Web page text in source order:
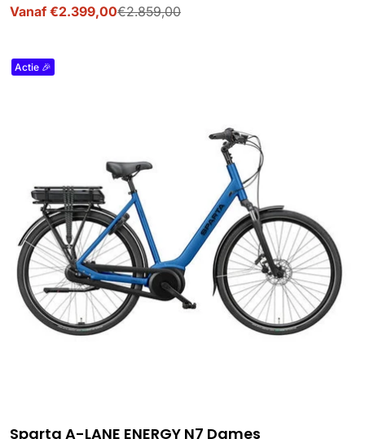
Verkoopprijs
Vanaf €2.399,00
Normale
€2.859,00
Actie 🎉
Sparta A-LANE ENERGY N7 Dames